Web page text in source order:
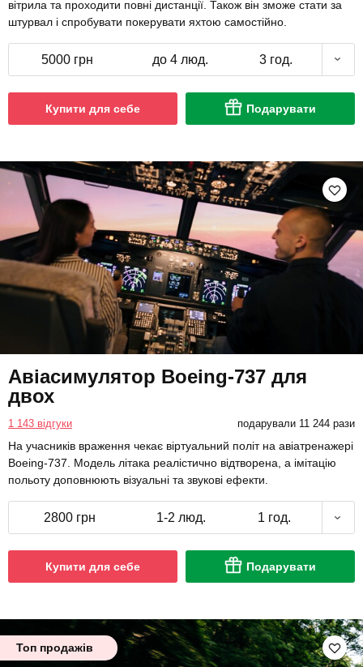
вітрила та проходити повні дистанції. Також він зможе стати за
штурвал і спробувати покерувати яхтою самостійно.
5000 грн до 4 люд. 3 год.
Купити для себе Подарувати
Авіасимулятор Boeing-737 для
двох
1 143 відгуки подарували 11 244 рази
На учасників враження чекає віртуальний політ на авіатренажері
Boeing-737. Модель літака реалістично відтворена, а імітацію
польоту доповнюють візуальні та звукові ефекти.
2800 грн 1-2 люд. 1 год.
Купити для себе Подарувати
Топ продажів